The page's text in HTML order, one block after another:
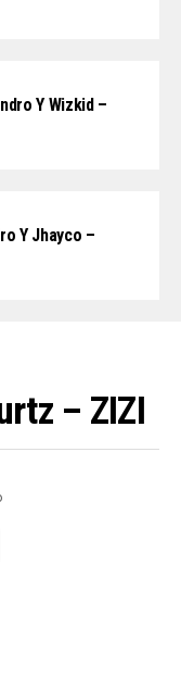
Y Wizkid –
Y Jhayco –
– ZIZI